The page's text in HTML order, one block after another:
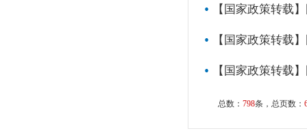
【国家政策转载
【国家政策转载
【国家政策转载
总数： 798条，总页数：